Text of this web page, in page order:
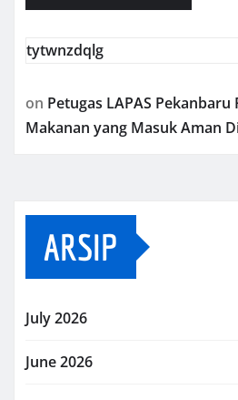
tytwnzdqlg
on Petugas LAPAS
Makanan yang Masuk Aman
ARSIP
July 2026
June 2026